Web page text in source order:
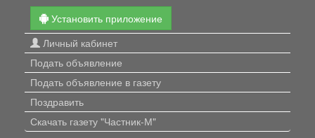
Установить приложение
Личный кабинет
Подать объявление
Подать объявление в газету
Поздравить
Скачать газету "Частник-М"